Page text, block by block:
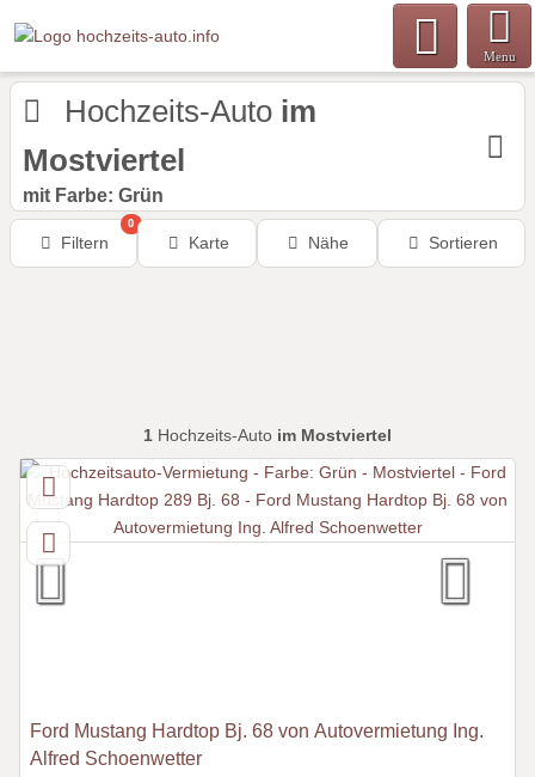
Menu
Hochzeits-Auto im
Mostviertel
mit Farbe: Grün
Filtern
0
Karte Nähe Sortieren
1 Hochzeits-Auto im Mostviertel
Ford Mustang Hardtop Bj. 68 von Autovermietung Ing.
Alfred Schoenwetter